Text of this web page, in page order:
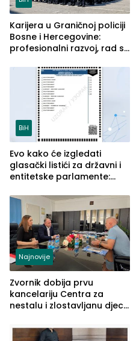
Karijera u Graničnoj policiji
Bosne i Hercegovine:
profesionalni razvoj, rad sa
služba građanima
BiH
Evo kako će izgledati
glasački listići za državni i
entitetske parlamente:
vidljive na njima
Najnovije
Zvornik dobija prvu
kancelariju Centra za
nestalu i zlostavljanu djecu